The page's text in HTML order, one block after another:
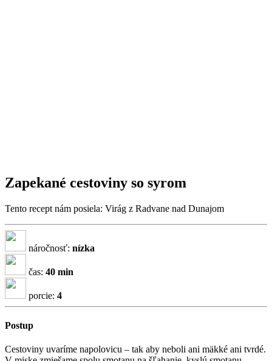
Zapekané cestoviny so syrom
Tento recept nám posiela: Virág z Radvane nad Dunajom
náročnosť: nízka
čas: 40 min
porcie: 4
Postup
Cestoviny uvaríme napolovicu – tak aby neboli ani mäkké ani tvrdé.